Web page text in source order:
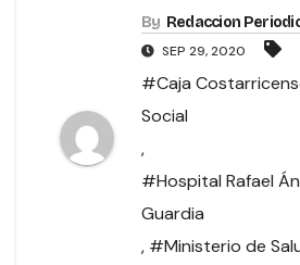
By Redaccion
SEP 29, 2020
#Caja
Social
,
#Hospital Rafael
Guardia
, #Ministerio de